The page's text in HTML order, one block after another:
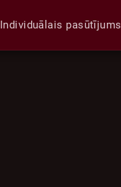
Individuālais pasūtījums